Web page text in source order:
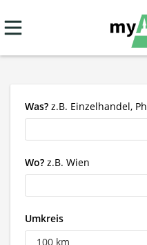
Was? z.B. Einzelhandel,
Wo? z.B. Wien
Umkreis